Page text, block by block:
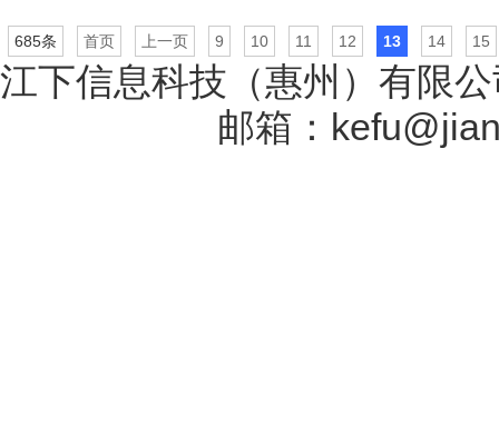
685条 首页 上一页 9 10 11 12 13 14 15
江下信息科技（惠州）有限
邮箱：